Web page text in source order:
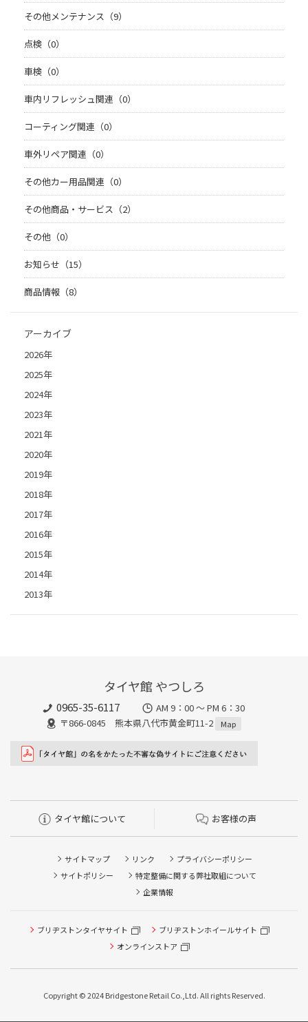
その他メンテナンス（9）
点検（0）
車検（0）
車内リフレッシュ関連（0）
コーティング関連（0）
車外リペア関連（0）
その他カー用品関連（0）
その他商品・サービス（2）
その他（0）
お知らせ（15）
商品情報（8）
アーカイブ
2026年
2025年
2024年
2023年
2021年
2020年
2019年
2018年
2017年
2016年
2015年
2014年
2013年
タイヤ館 やつしろ
0965-35-6117
AM 9：00 ～ PM 6：30
〒866-0845 熊本県八代市黄金町11-2
Map
タイヤ館について お客様の声
サイトマップ リンク
プライバシーポリシー
サイトポリシー
特定整備に関する弊社取組について
企業情報
ブリヂストンタイヤサイト
ブリヂストンホイールサイト
オンラインストア
Copyright © 2024 Bridgestone Retail Co.,Ltd. All rights Reserved.